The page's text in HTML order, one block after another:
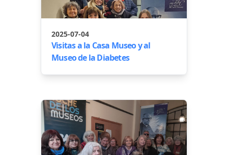
2025-07-04
Visitas a la Casa Museo y al
Museo de la Diabetes